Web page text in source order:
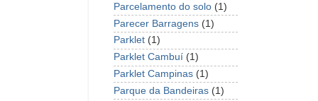
Parcelamento do solo (1)
Parecer Barragens (1)
Parklet (1)
Parklet Cambuí (1)
Parklet Campinas (1)
Parque da Bandeiras (1)